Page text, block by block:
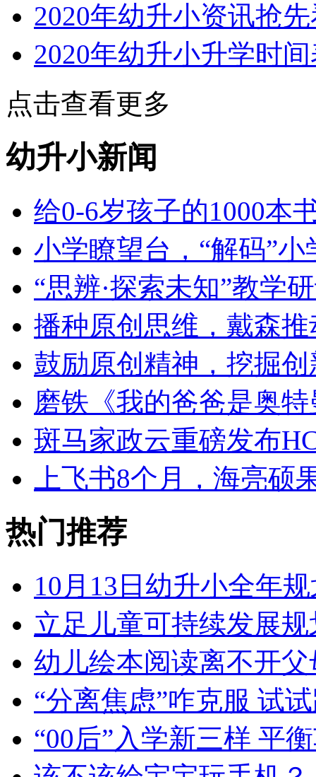
2020年幼升小资讯抢
2020年幼升小升学时
点击查看更多
幼升小新闻
给0-6岁孩子的1000本
小学瞭望台，“解码”
“思辨·探索未知”教学
播种原创思维，戴森
鼓励原创精神，挖掘
磨铁《我的爸爸是奥
斑马家政云重磅发布
上飞书8个月，海亮硕
热门推荐
10月13日幼升小全年
立足儿童可持续发展
幼儿绘本阅读离不开
“分离焦虑”咋克服 试
“00后”入学新三样 平